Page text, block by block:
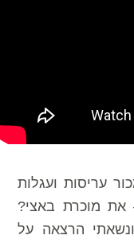
עריסות ועגלות
את מוכרת באצי?
הרצאה על